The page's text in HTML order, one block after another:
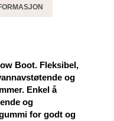
Boot. Fleksibel,
og
Enkel å
og
for godt og